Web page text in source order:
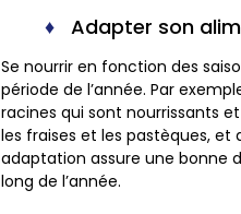
Adapter son
Se nourrir en fonction des
période de l’année. Par
racines qui sont nourrissants
les fraises et les pastèques,
adaptation assure une bonne
long de l’année.